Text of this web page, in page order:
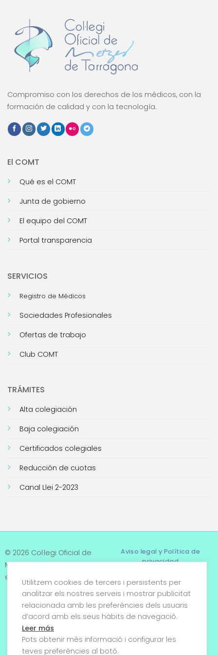
Compromiso con los derechos de los médicos, con la
formación de calidad y con la tecnología.
El COMT
Qué es el COMT
Junta de gobierno
El equipo del COMT
Portal transparencia
SERVICIOS
Registro de Médicos
Sociedades Profesionales
Ofertas de trabajo
Club COMT
TRÁMITES
Alta colegiación
Baja colegiación
Certificados colegiales
Reducción de cuotas
Canal Llei 2-2023
© 2026 Col·legi Oficial de
Metges de Tarragona. Tots
els drets reservats
Aviso legal y Política de
privacidad
Términos y condiciones
Política de cookies
Utilitzem cookies de tercers i persistents per
analitzar els nostres serveis i mostrar publicitat
relacionada amb les preferències dels usuaris
d’acord amb els seus hàbits de navegació.
Leer más
Pots obtenir més informació i configurar les
teves preferències al botó.